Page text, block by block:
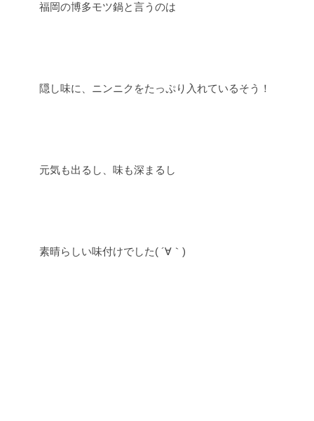
福岡の博多モツ鍋と言うのは
隠し味に、ニンニクをたっぷり入れているそう！
元気も出るし、味も深まるし
素晴らしい味付けでした( ´∀｀)